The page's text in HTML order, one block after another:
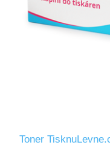
Toner